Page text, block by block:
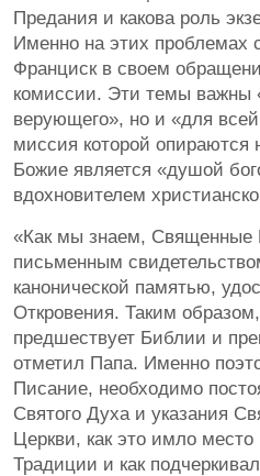
Предания и какова роль
Именно на этих проблемах
Франциск в своем
комиссии. Эти темы важны
верующего», но и «для
миссия которой
Божие является «душой
вдохновителем
«Как мы знаем, Священные
письменным
канонической памятью,
Откровения. Таким
предшествует Библии и
отметил Папа. Именно
Писание, необходимо
Святого Духа и указания
Церкви, как это имло место
Традиции и как